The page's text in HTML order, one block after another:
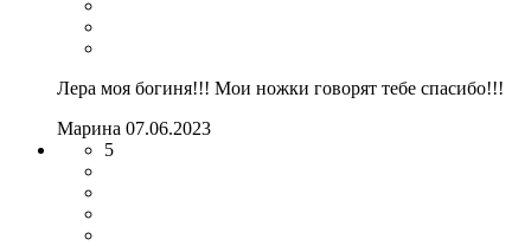
Лера моя богиня!!! Мои ножки говорят тебе спасибо!!!
Марина 07.06.2023
5